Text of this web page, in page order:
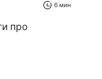
6 мин
про